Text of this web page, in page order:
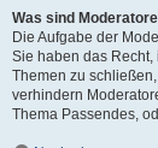
Was sind
Die Aufgabe der
Sie haben das
Themen zu
verhindern
Thema Passendes,